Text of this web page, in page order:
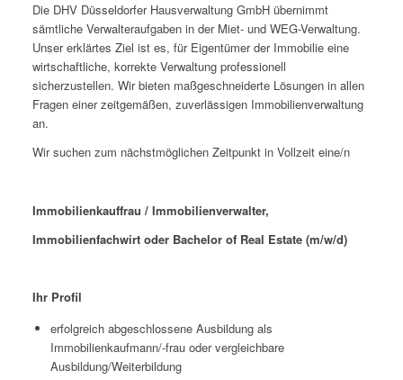
Die DHV Düsseldorfer Hausverwaltung GmbH übernimmt
sämtliche Verwalteraufgaben in der Miet- und WEG-Verwaltung.
Unser erklärtes Ziel ist es, für Eigentümer der Immobilie eine
wirtschaftliche, korrekte Verwaltung professionell
sicherzustellen. Wir bieten maßgeschneiderte Lösungen in allen
Fragen einer zeitgemäßen, zuverlässigen Immobilienverwaltung
an.
Wir suchen zum nächstmöglichen Zeitpunkt in Vollzeit eine/n
Immobilienkauffrau / Immobilienverwalter,
Immobilienfachwirt oder Bachelor of Real Estate (m/w/d)
Ihr Profil
erfolgreich abgeschlossene Ausbildung als
Immobilienkaufmann/-frau oder vergleichbare
Ausbildung/Weiterbildung